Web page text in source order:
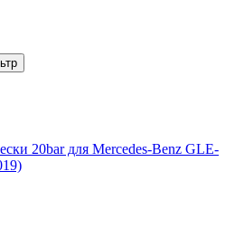
20bar для Mercedes-Benz GLE-